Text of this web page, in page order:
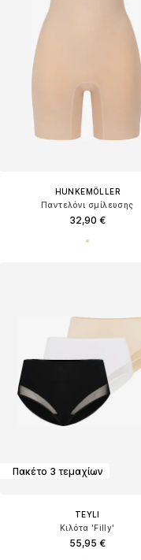
HUNKEMÖLLER
Παντελόνι σμίλευσης
32,90 €
Πακέτο 3 τεμαχίων
TEYLI
Κιλότα 'Filly'
55,95 €